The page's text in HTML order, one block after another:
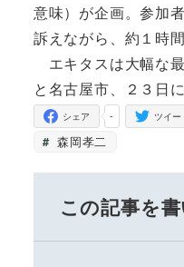
意味）が企画。参加
訴えながら、約１時
エキタスは大幅な
と名古屋市、２３日
-
シェア ツイー
森岡孝二
この記事を